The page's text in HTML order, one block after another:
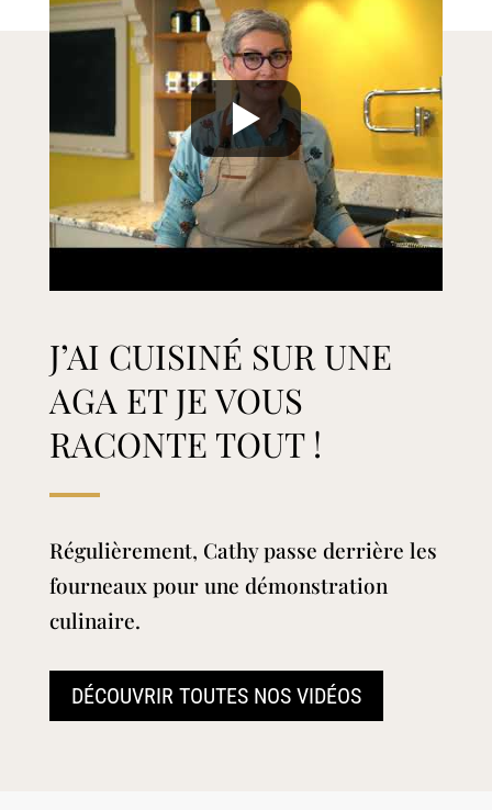
J’AI CUISINÉ SUR UNE
AGA ET JE VOUS
RACONTE TOUT !
Régulièrement, Cathy passe derrière les
fourneaux pour une démonstration
culinaire.
DÉCOUVRIR TOUTES NOS VIDÉOS